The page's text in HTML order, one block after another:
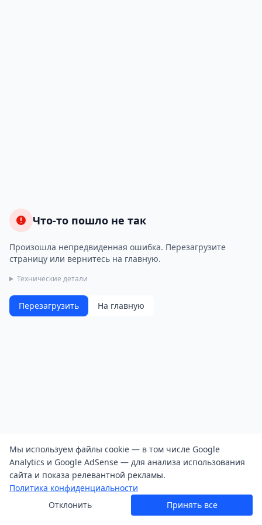
Что-то пошло не так
Произошла непредвиденная ошибка. Перезагрузите
страницу или вернитесь на главную.
Технические детали
Перезагрузить На главную
Мы используем файлы cookie — в том числе Google
Analytics и Google AdSense — для анализа использования
сайта и показа релевантной рекламы.
Политика конфиденциальности
Отклонить
Принять все